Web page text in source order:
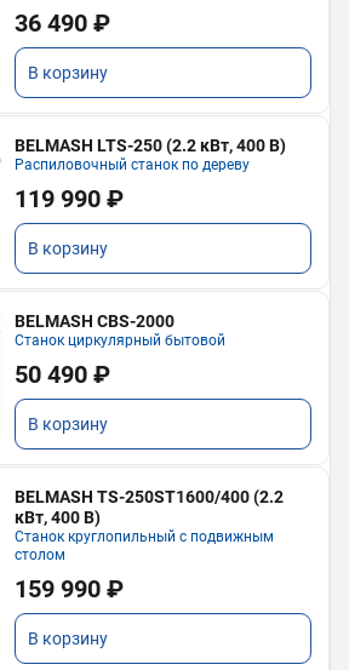
36 490 ₽
В корзину
BELMASH LTS-250 (2.2 кВт, 400 В)
Распиловочный станок по дереву
119 990 ₽
В корзину
BELMASH CBS-2000
Станок циркулярный бытовой
50 490 ₽
В корзину
BELMASH TS-250ST1600/400 (2.2
кВт, 400 В)
Станок круглопильный с подвижным
столом
159 990 ₽
В корзину